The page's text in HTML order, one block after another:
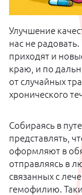
Улучшение
нас не
приходят и
краю, и по
от случайных
хронического
Собираясь в
представлять,
оформляют в
отправляясь в
связанных с
гемофилию.